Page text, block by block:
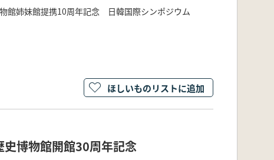
館姉妹館提携10周年記念 日韓国際シンポジウム
ほしいものリストに追加
博物館開館30周年記念